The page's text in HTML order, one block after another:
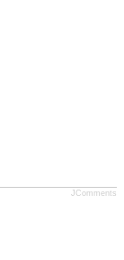
JComments